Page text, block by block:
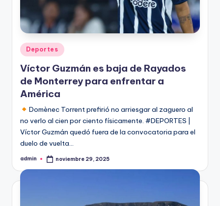
Publicado
en
Deportes
Víctor Guzmán es baja de Rayados
de Monterrey para enfrentar a
América
Domènec Torrent prefirió no arriesgar al zaguero al
no verlo al cien por ciento físicamente. #DEPORTES |
Víctor Guzmán quedó fuera de la convocatoria para el
duelo de vuelta…
Publicado
admin noviembre 29, 2025